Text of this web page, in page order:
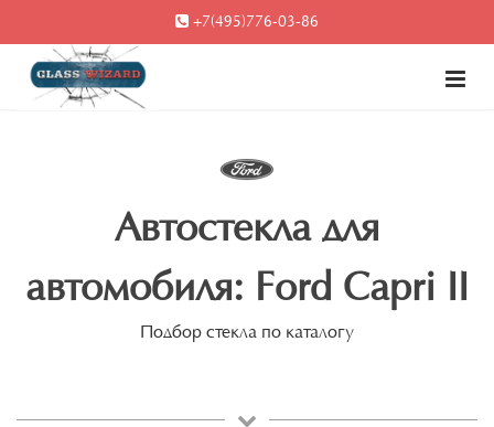
+7(495)776-03-86
Автостекла для
автомобиля: Ford Capri II
Подбор стекла по каталогу